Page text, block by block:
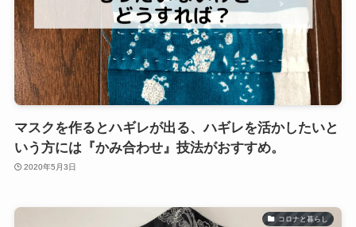
マスクを作るとハギレが出る、ハギレを活かしたいと
いう方には『かみ合わせ』技法がおすすめ。
2020年5月3日
コロナと暮らし